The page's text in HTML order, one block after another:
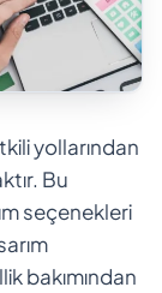
yollarından
Bu
seçenekleri
bakımından